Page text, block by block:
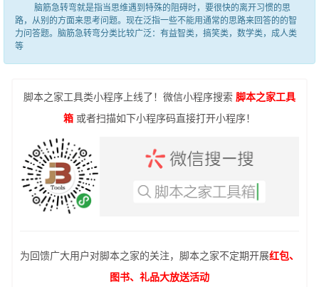
脑筋急转弯就是指当思维遇到特殊的阻碍时，要很快的离开习惯的思
路，从别的方面来思考问题。现在泛指一些不能用通常的思路来回答的的智
力问答题。脑筋急转弯分类比较广泛：有益智类，搞笑类，数学类，成人类
等
脚本之家工具类小程序上线了！微信小程序搜索 脚本之家工具
箱 或者扫描如下小程序码直接打开小程序！
为回馈广大用户对脚本之家的关注，脚本之家不定期开展红包、
图书、礼品大放送活动